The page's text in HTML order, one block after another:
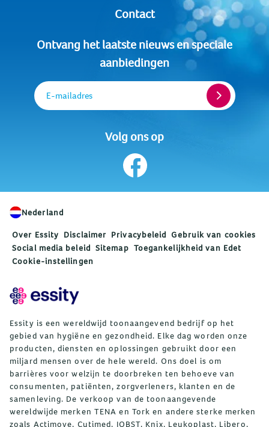
Contact
Ontvang het laatste nieuws en speciale
aanbiedingen
E-mailadres
Volg ons op
Nederland
Over Essity Disclaimer Privacybeleid Gebruik van cookies
Social media beleid Sitemap Toegankelijkheid van Edet
Cookie-instellingen
Essity is een wereldwijd toonaangevend bedrijf op het
gebied van hygiëne en gezondheid. Elke dag worden onze
producten, diensten en oplossingen gebruikt door een
miljard mensen over de hele wereld. Ons doel is om
barrières voor welzijn te doorbreken ten behoeve van
consumenten, patiënten, zorgverleners, klanten en de
samenleving. De verkoop van de toonaangevende
wereldwijde merken TENA en Tork en andere sterke merken
zoals Actimove, Cutimed, JOBST, Knix, Leukoplast, Libero,